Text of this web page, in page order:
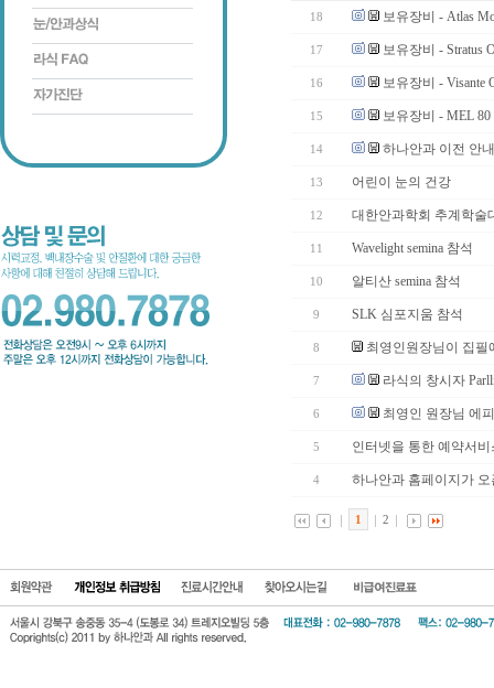
18 보유장비 - Atlas
17 보유장비 - Stratus
16 보유장비 - Visante
15 보유장비 - MEL 80
14 하나안과 이전 안내
13 어린이 눈의 건강
12 대한안과학회 추계학술
11 Wavelight semina 참석
10 알티산 semina 참석
9 SLK 심포지움 참석
8 최영인원장님이 집필
7 라식의 창시자
6 최영인 원장님 에
5 인터넷을 통한 예약서비
4 하나안과 홈페이지가
1 2
회원약관 개인정보 보호방 진료시간안 찾아오시는길 비급여진료표